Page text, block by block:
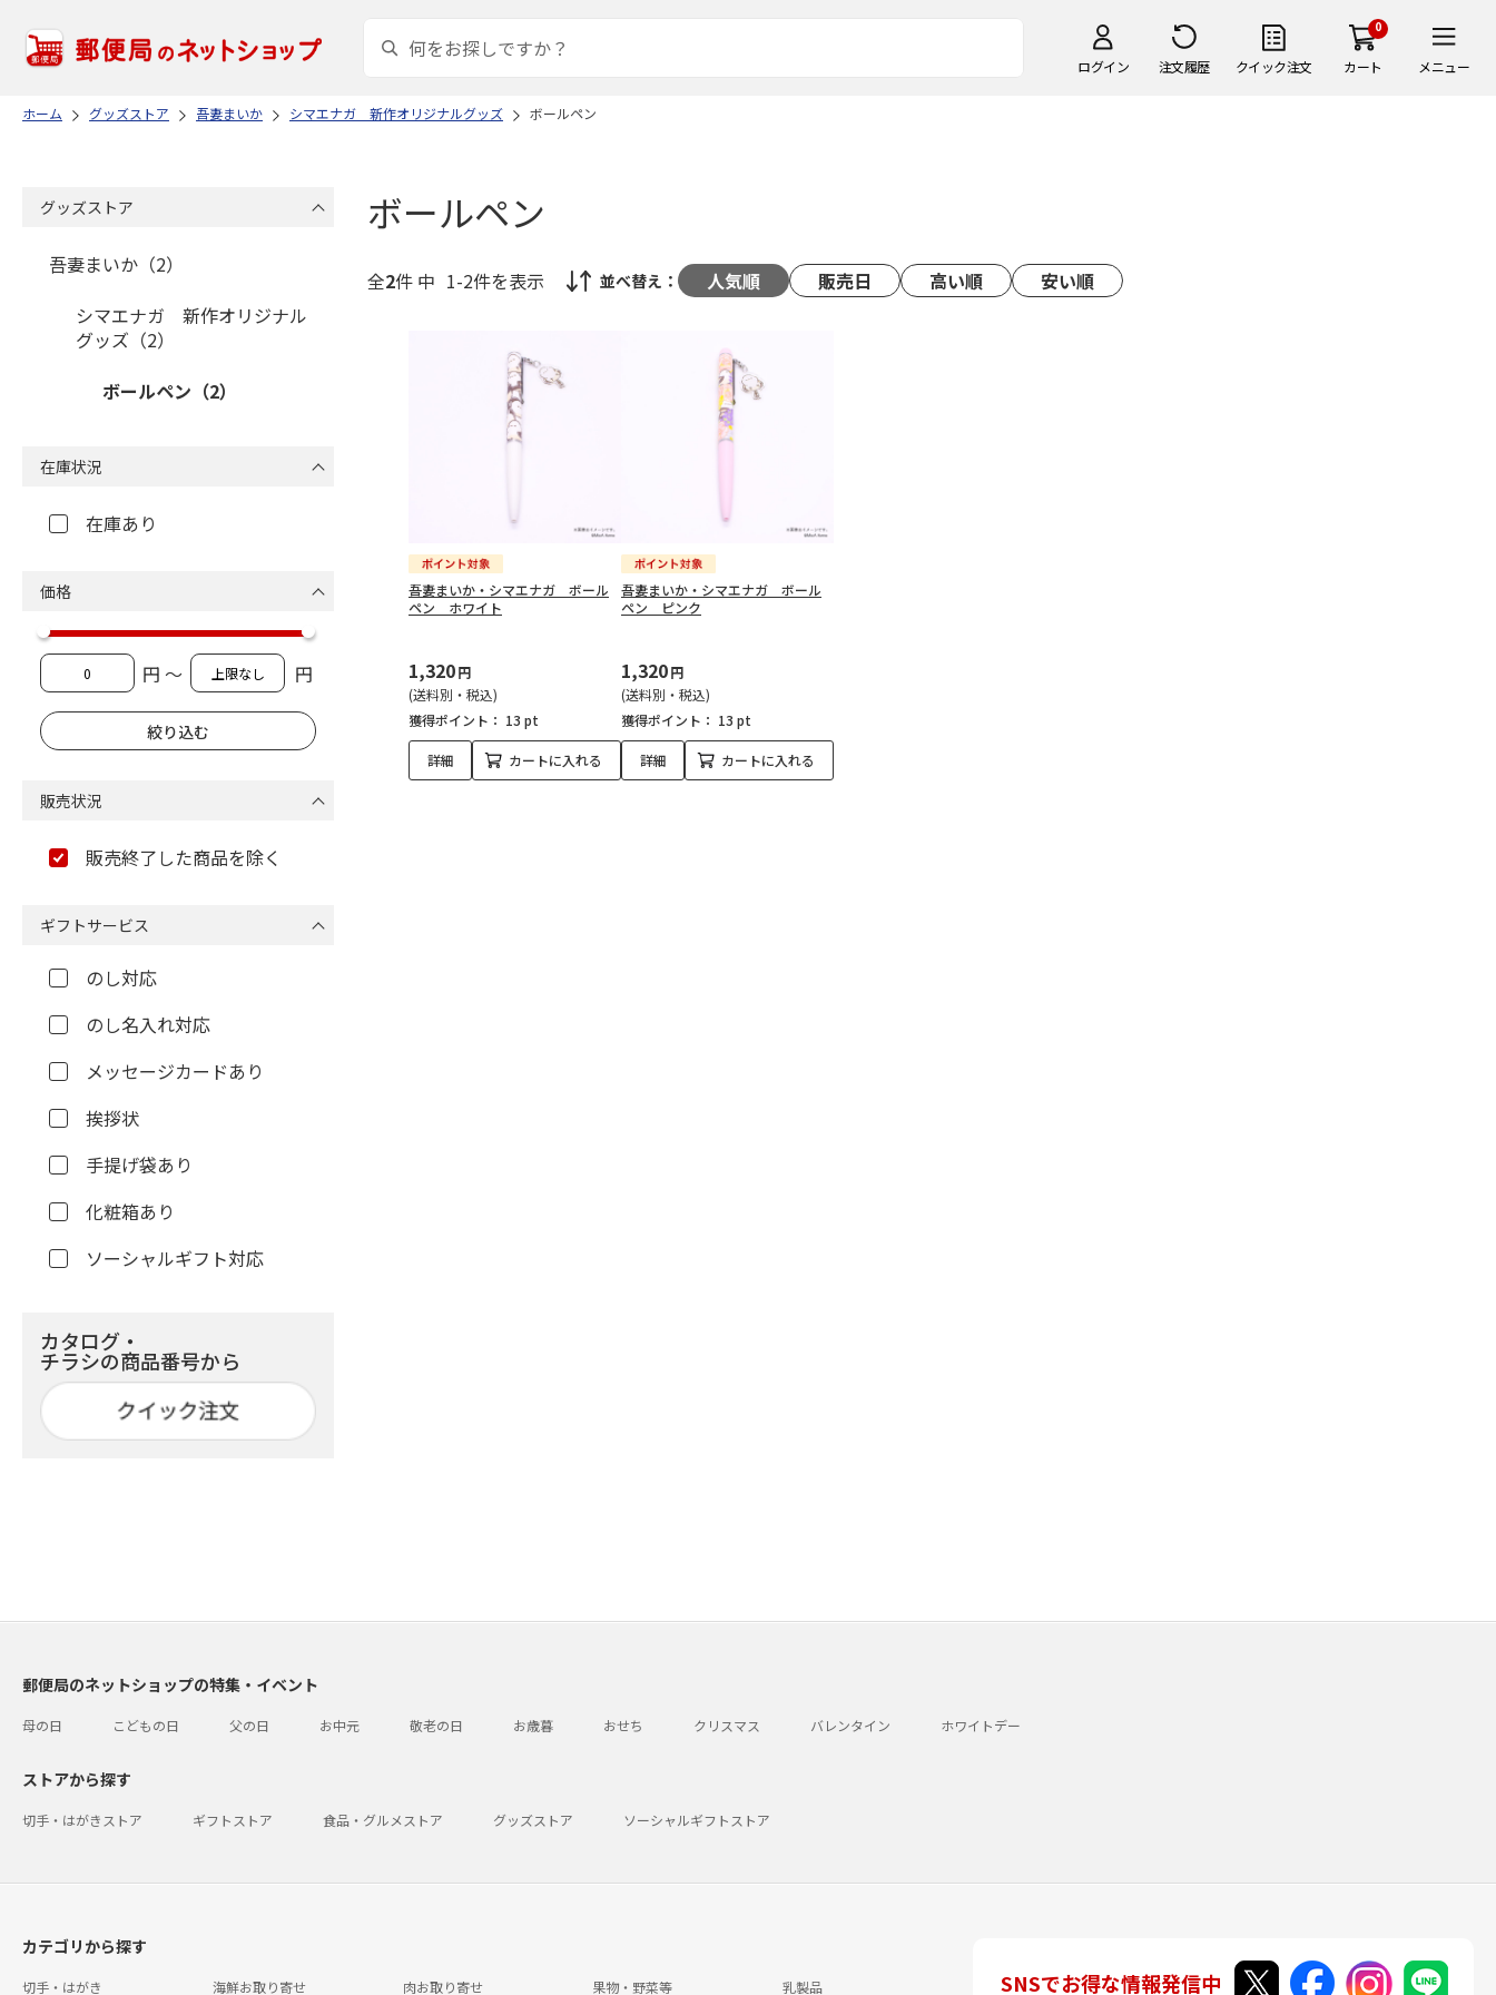
ログイン 注文履歴 クイック注文
0
カート メニュー
ホーム グッズストア 吾妻まいか シマエナガ 新作オリジナルグッズ ボールペン
ボールペン
全2件 中 1-2件を表示 並べ替え： 人気順 販売日 高い順 安い順
吾妻まいか・シマエナガ ボール
ペン ホワイト
1,320円
(送料別・税込)
獲得ポイント： 13 pt
詳細 カートに入れる
吾妻まいか・シマエナガ ボール
ペン ピンク
1,320円
(送料別・税込)
獲得ポイント： 13 pt
詳細 カートに入れる
グッズストア
吾妻まいか（2）
シマエナガ 新作オリジナル
グッズ（2）
ボールペン（2）
在庫状況
在庫あり
価格
円 ～ 円
販売状況
販売終了した商品を除く
ギフトサービス
のし対応
のし名入れ対応
メッセージカードあり
挨拶状
手提げ袋あり
化粧箱あり
ソーシャルギフト対応
カタログ・
チラシの商品番号から
郵便局のネットショップの特集・イベント
母の日 こどもの日 父の日 お中元 敬老の日 お歳暮 おせち クリスマス バレンタイン ホワイトデー
ストアから探す
切手・はがきストア ギフトストア 食品・グルメストア グッズストア ソーシャルギフトストア
カテゴリから探す
切手・はがき 海鮮お取り寄せ 肉お取り寄せ 果物・野菜等 乳製品 SNSでお得な情報発信中